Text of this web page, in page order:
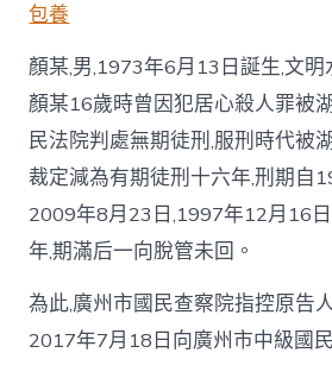
包養
顏某,男,1973年6月13日誕生,文明
顏某16歲時曾因犯居心殺人罪被
民法院判處無期徒刑,服刑時代被
裁定減為有期徒刑十六年,刑期自
2009年8月23日,1997年12月16
年,期滿后一向脫管未回。
為此,廣州市國民查察院指控原告
2017年7月18日向廣州市中級國